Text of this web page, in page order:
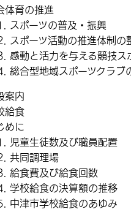
体育の推進
スポーツの普及・振興
スポーツ活動の推進体制の
感動と活力を与える競技ス
総合型地域スポーツクラブ
案内
給食
めに
児童生徒数及び職員配置
共同調理場
給食費及び給食回数
学校給食の決算額の推移
中津市学校給食のあゆみ